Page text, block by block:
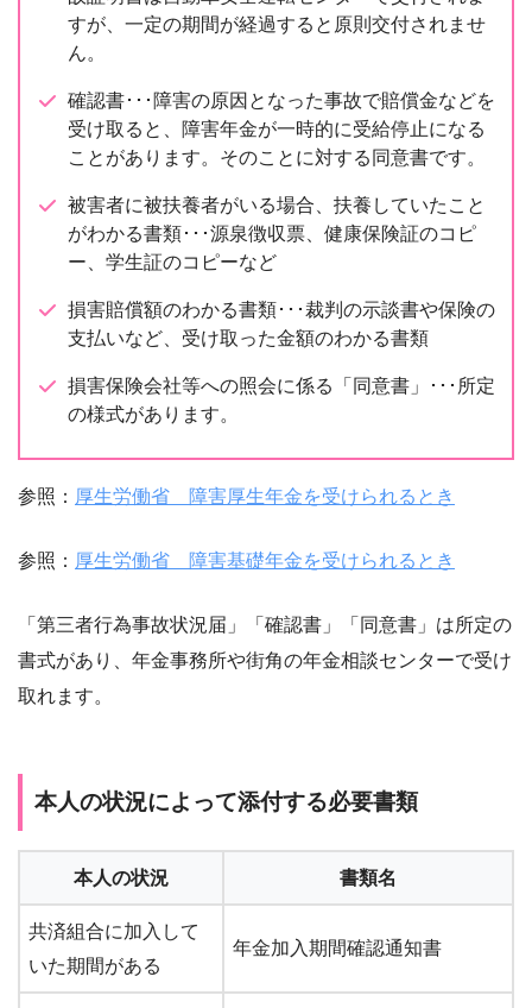
すが、一定の期間が経過すると原則交付されませ
ん。
確認書･･･障害の原因となった事故で賠償金などを
受け取ると、障害年金が一時的に受給停止になる
ことがあります。そのことに対する同意書です。
被害者に被扶養者がいる場合、扶養していたこと
がわかる書類･･･源泉徴収票、健康保険証のコピ
ー、学生証のコピーなど
損害賠償額のわかる書類･･･裁判の示談書や保険の
支払いなど、受け取った金額のわかる書類
損害保険会社等への照会に係る「同意書」･･･所定
の様式があります。
参照： 厚生労働省 障害厚生年金を受けられるとき
参照： 厚生労働省 障害基礎年金を受けられるとき
「第三者行為事故状況届」「確認書」「同意書」は所定の
書式があり、年金事務所や街角の年金相談センターで受け
取れます。
本人の状況によって添付する必要書類
本人の状況 書類名
共済組合に加入して
いた期間がある
年金加入期間確認通知書